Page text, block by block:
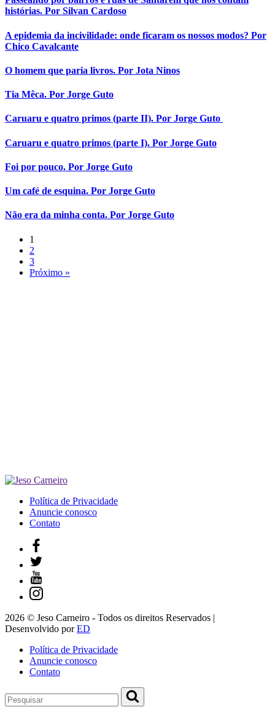
histórias. Por Silvan Cardoso
A epidemia da incivilidade: onde ficaram os nossos modos? Por
Chico Cavalcante
O homem que paria livros. Por Jota Ninos
Tia Mêca. Por Jorge Guto
Caruaru e quatro primos (parte II). Por Jorge Guto
Caruaru e quatro primos (parte I). Por Jorge Guto
Foi por pouco. Por Jorge Guto
Um café de esquina. Por Jorge Guto
Não era da minha conta. Por Jorge Guto
1
2
3
Próximo »
Política de Privacidade
Anuncie conosco
Contato
2026 © Jeso Carneiro - Todos os direitos Reservados |
Desenvolvido porED
Política de Privacidade
Anuncie conosco
Contato